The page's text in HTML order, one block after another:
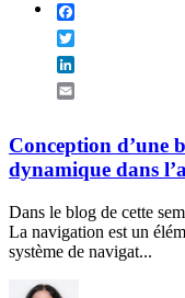
Conception d’une
dynamique dans
Dans le blog de cette
La navigation est un
système de navigat...